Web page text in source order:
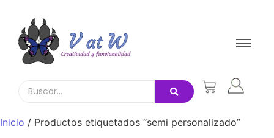
Inicio / Productos etiquetados “semi personalizado”